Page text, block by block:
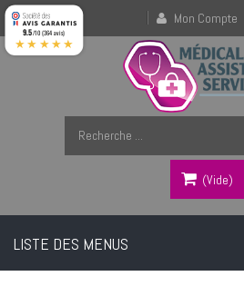
Mon Compte
(vide)
LISTE DES MENUS
9.5/10 (364 avis)
★★★★★